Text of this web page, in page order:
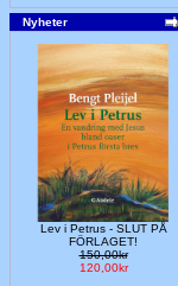
Nyheter
Lev i Petrus - SLUT PÅ
FÖRLAGET!
150,00kr
120,00kr